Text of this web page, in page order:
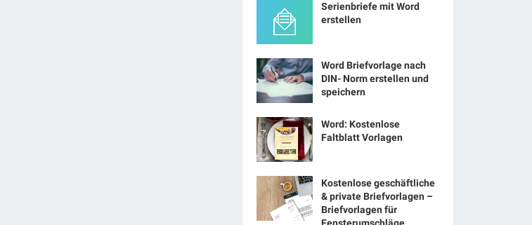
Serienbriefe mit Word
erstellen
Word Briefvorlage nach
DIN- Norm erstellen und
speichern
Word: Kostenlose
Faltblatt Vorlagen
Kostenlose geschäftliche
& private Briefvorlagen –
Briefvorlagen für